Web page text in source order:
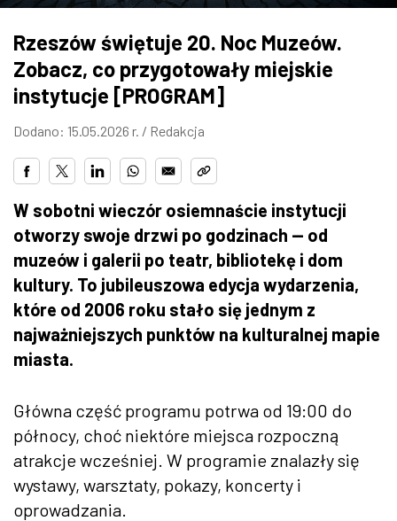
W RZESZOWIE
Rzeszów świętuje 20. Noc Muzeów.
Zobacz, co przygotowały miejskie
instytucje [PROGRAM]
Dodano: 15.05.2026 r. / Redakcja
W sobotni wieczór osiemnaście instytucji
otworzy swoje drzwi po godzinach — od
muzeów i galerii po teatr, bibliotekę i dom
kultury. To jubileuszowa edycja wydarzenia,
które od 2006 roku stało się jednym z
najważniejszych punktów na kulturalnej mapie
miasta.
Główna część programu potrwa od 19:00 do
północy, choć niektóre miejsca rozpoczną
atrakcje wcześniej. W programie znalazły się
wystawy, warsztaty, pokazy, koncerty i
oprowadzania.